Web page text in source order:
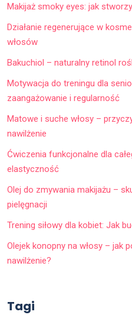
Makijaż smoky eyes: jak
Działanie regenerujące w
włosów
Bakuchiol – naturalny retinol
Motywacja do treningu dla
zaangażowanie i regularność
Matowe i suche włosy –
nawilżenie
Ćwiczenia funkcjonalne dla
elastyczność
Olej do zmywania makijażu –
pielęgnacji
Trening siłowy dla kobiet: Jak
Olejek konopny na włosy – jak
nawilżenie?
Tagi